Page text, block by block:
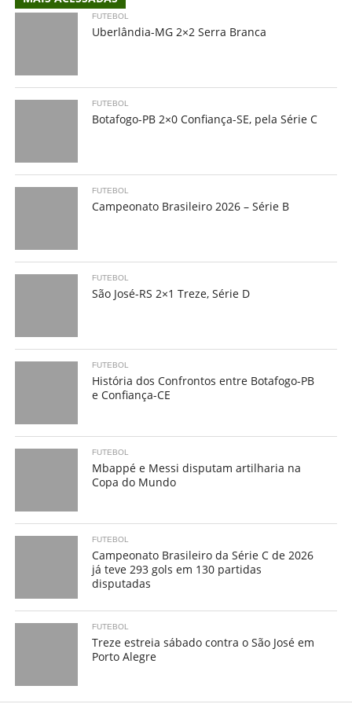
FUTEBOL
Uberlândia-MG 2×2 Serra Branca
FUTEBOL
Botafogo-PB 2×0 Confiança-SE, pela Série C
FUTEBOL
Campeonato Brasileiro 2026 – Série B
FUTEBOL
São José-RS 2×1 Treze, Série D
FUTEBOL
História dos Confrontos entre Botafogo-PB
e Confiança-CE
FUTEBOL
Mbappé e Messi disputam artilharia na
Copa do Mundo
FUTEBOL
Campeonato Brasileiro da Série C de 2026
já teve 293 gols em 130 partidas
disputadas
FUTEBOL
Treze estreia sábado contra o São José em
Porto Alegre